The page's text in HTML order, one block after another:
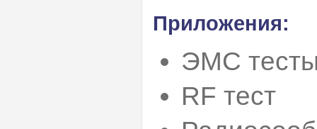
Приложения:
ЭМС
RF тест